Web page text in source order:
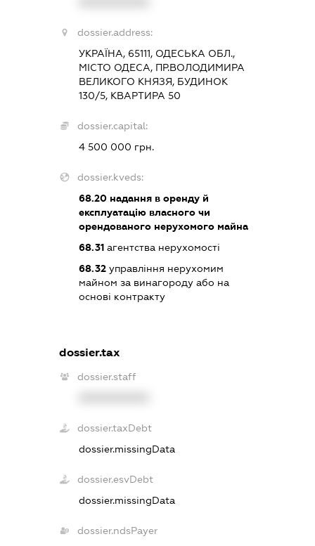
dossier.address:
УКРАЇНА, 65111, ОДЕСЬКА ОБЛ.,
МІСТО ОДЕСА, ПР.ВОЛОДИМИРА
ВЕЛИКОГО КНЯЗЯ, БУДИНОК
130/5, КВАРТИРА 50
dossier.capital:
4 500 000 грн.
dossier.kveds:
68.20 надання в оренду й
експлуатацію власного чи
орендованого нерухомого майна
68.31 агентства нерухомості
68.32 управління нерухомим
майном за винагороду або на
основі контракту
dossier.tax
dossier.staff
dossier.taxDebt
dossier.missingData
dossier.esvDebt
dossier.missingData
dossier.ndsPayer